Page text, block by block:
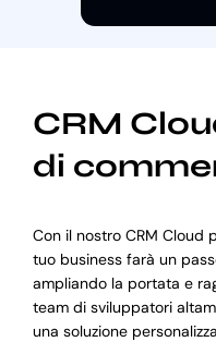
CRM
di
Con il nostro CRM Cloud
tuo business farà un
ampliando la portata e
team di sviluppatori
una soluzione